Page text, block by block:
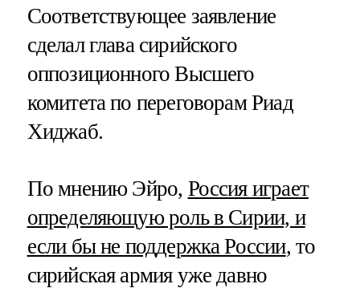
Соответствующее заявление
сделал глава сирийского
оппозиционного Высшего
комитета по переговорам Риад
Хиджаб.
По мнению Эйро, Россия играет
определяющую роль в Сирии, и
если бы не поддержка России, то
сирийская армия уже давно